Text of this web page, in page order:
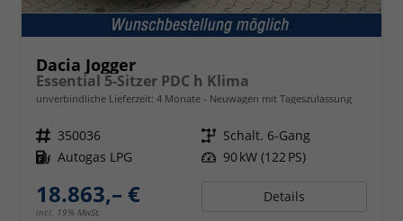
Dacia Jogger
Essential 5-Sitzer PDC h Klima
unverbindliche Lieferzeit: 4 Monate Neuwagen mit Tageszulassung
Fahrzeugnr. 350036 Getriebe Schalt. 6-Gang
Kraftstoff Autogas LPG Leistung 90 kW (122 PS)
18.863,– €
incl. 19% MwSt.
Details